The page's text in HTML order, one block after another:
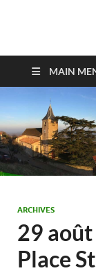
MAIN
ARCHIVES
29 août
Place